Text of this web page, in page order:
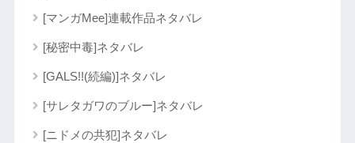
[マンガMee]連載作品ネタバレ
[秘密中毒]ネタバレ
[GALS!!(続編)]ネタバレ
[サレタガワのブルー]ネタバレ
[ニドメの共犯]ネタバレ